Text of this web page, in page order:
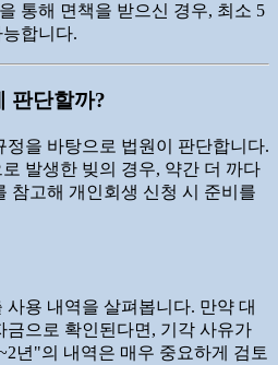
통해 면책을 받으신 경우, 최소 5
합니다.
판단할까?
정을 바탕으로 법원이 판단합니다.
발생한 빚의 경우, 약간 더 까다
참고해 개인회생 신청 시 준비를
용 내역을 살펴봅니다. 만약 대
금으로 확인된다면, 기각 사유가
년"의 내역은 매우 중요하게 검토